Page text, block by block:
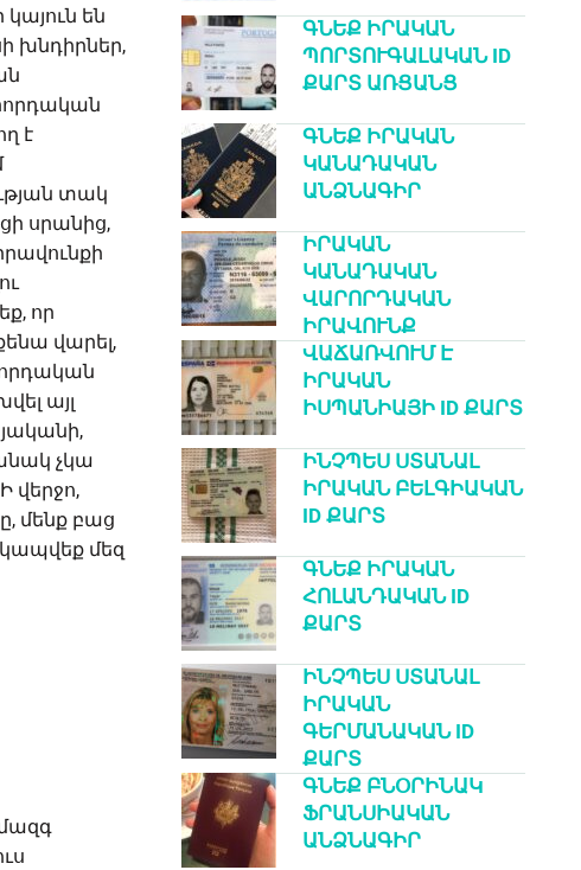
են
խնդիրներ,
է
տակ
սրանից,
որ
վարել,
այլ
չկա
վերջո,
մենք բաց
մեզ
ԳՆԵՔ ԻՐԱԿԱՆ
ՊՈՐՏՈՒԳԱԼԱԿԱՆ ID
ՔԱՐՏ ԱՌՑԱՆՑ
ԳՆԵՔ ԻՐԱԿԱՆ
ԿԱՆԱԴԱԿԱՆ
ԱՆՁՆԱԳԻՐ
ԻՐԱԿԱՆ
ԿԱՆԱԴԱԿԱՆ
ՎԱՐՈՐԴԱԿԱՆ
ԻՐԱՎՈՒՆՔ
ՎԱՃԱՌՎՈՒՄ Է
ԻՐԱԿԱՆ
ԻՍՊԱՆԻԱՅԻ ID ՔԱՐՏ
ԻՆՉՊԵՍ ՍՏԱՆԱԼ
ԻՐԱԿԱՆ ԲԵԼԳԻԱԿԱՆ
ID ՔԱՐՏ
ԳՆԵՔ ԻՐԱԿԱՆ
ՀՈԼԱՆԴԱԿԱՆ ID
ՔԱՐՏ
ԻՆՉՊԵՍ ՍՏԱՆԱԼ
ԻՐԱԿԱՆ
ԳԵՐՄԱՆԱԿԱՆ ID
ՔԱՐՏ
ԳՆԵՔ ԲՆՕՐԻՆԱԿ
ՖՐԱՆՍԻԱԿԱՆ
ԱՆՁՆԱԳԻՐ